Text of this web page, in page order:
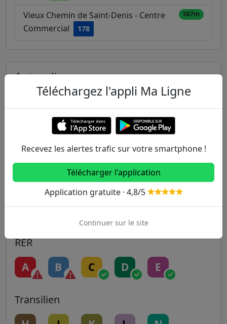
Vieux Chemin de Saint-Denis - Centre
Commercial
178
567m
Autres lignes
Metro
2 3 3B 4
5 6 7 7B 8
9 10 11 12 13
14
RER
A B C D E
Transilien
Téléchargez l'appli Ma Ligne
Recevez les alertes trafic sur votre smartphone !
Télécharger l'application
Application gratuite · 4,8/5
Continuer sur le site